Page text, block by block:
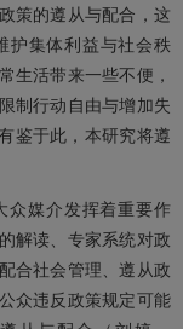
策的遵从与配合，这
护集体利益与社会秩
生活带来一些不便，
制行动自由与增加失
鉴于此，本研究将遵
众媒介发挥着重要作
解读、专家系统对政
合社会管理、遵从政
众违反政策规定可能